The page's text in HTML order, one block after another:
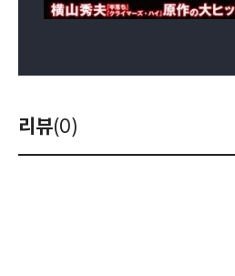
리뷰(0)